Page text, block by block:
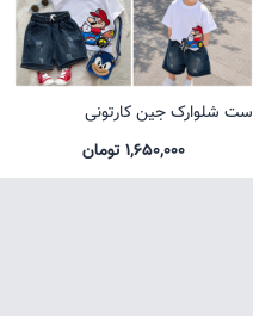
ست شلوارک جین کارتونی
1,650,000 تومان